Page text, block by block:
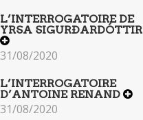
L’INTERROGATOIRE DE
YRSA SIGURÐARDÓTTIR
31/08/2020
L’INTERROGATOIRE
D’ANTOINE RENAND
31/08/2020